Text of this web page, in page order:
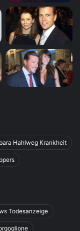
Hahlweg Krankheit
Todesanzeige